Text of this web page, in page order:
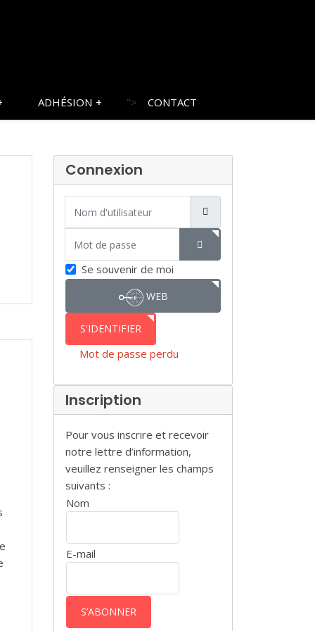
ADHÉSION "> CONTACT
Connexion
SHOW PASSWORD
Se souvenir de moi
WEB
AUTHENTICATION
S'IDENTIFIER
Mot de passe perdu
Inscription
Pour vous inscrire et recevoir
notre lettre d’information,
veuillez renseigner les champs
suivants :
Nom
E-mail